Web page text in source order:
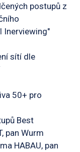
postupů z
Inerviewing"
sítí dle
50+ pro
Best
pan Wurm
HABAU, pan